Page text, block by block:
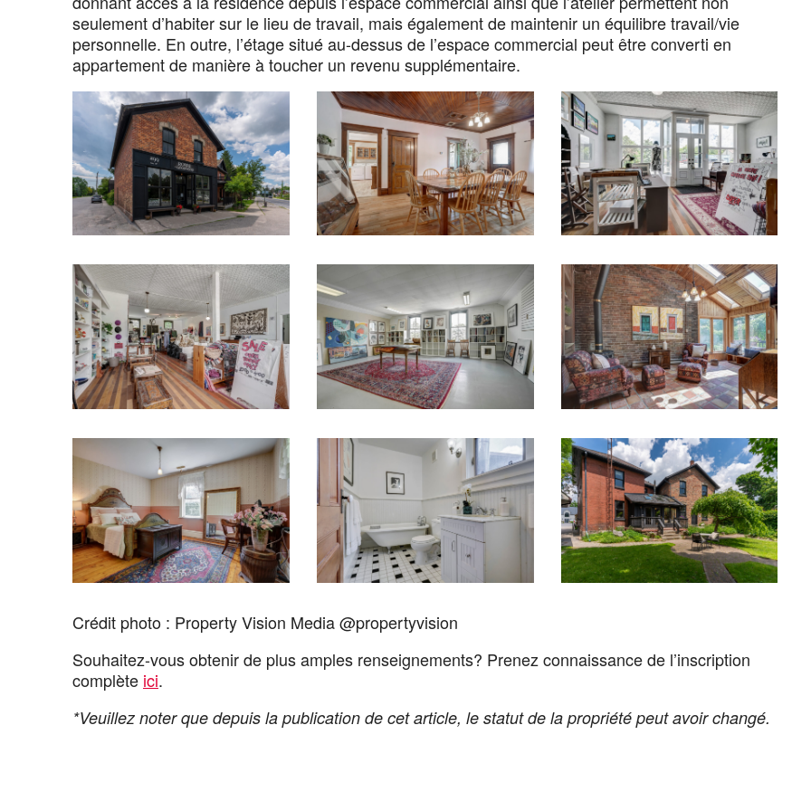
seulement d’habiter sur le lieu de travail, mais également de maintenir un équilibre travail/vie
personnelle. En outre, l’étage situé au-dessus de l’espace commercial peut être converti en
appartement de manière à toucher un revenu supplémentaire.
Crédit photo : Property Vision Media @propertyvision
Souhaitez-vous obtenir de plus amples renseignements? Prenez connaissance de l’inscription
complète ici.
*Veuillez noter que depuis la publication de cet article, le statut de la propriété peut avoir changé.